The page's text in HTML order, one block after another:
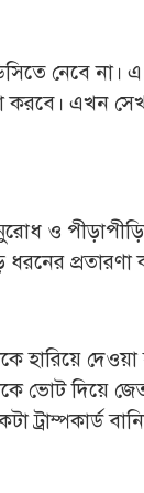
নেবে না। এ
করবে। এখন
ও
ধরনের প্রতারণা
হারিয়ে দেওয়া
ভোট দিয়ে
ট্রাম্পকার্ড